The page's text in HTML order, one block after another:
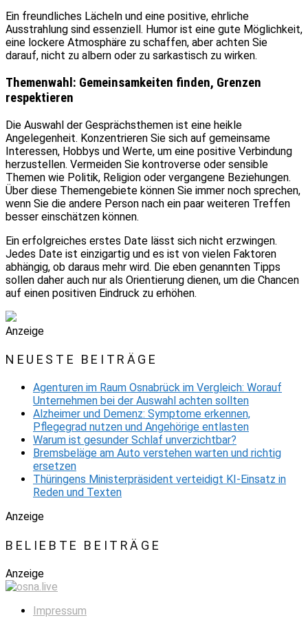
Ein freundliches Lächeln und eine positive, ehrliche
Ausstrahlung sind essenziell. Humor ist eine gute Möglichkeit,
eine lockere Atmosphäre zu schaffen, aber achten Sie
darauf, nicht zu albern oder zu sarkastisch zu wirken.
Themenwahl: Gemeinsamkeiten finden, Grenzen
respektieren
Die Auswahl der Gesprächsthemen ist eine heikle
Angelegenheit. Konzentrieren Sie sich auf gemeinsame
Interessen, Hobbys und Werte, um eine positive Verbindung
herzustellen. Vermeiden Sie kontroverse oder sensible
Themen wie Politik, Religion oder vergangene Beziehungen.
Über diese Themengebiete können Sie immer noch sprechen,
wenn Sie die andere Person nach ein paar weiteren Treffen
besser einschätzen können.
Ein erfolgreiches erstes Date lässt sich nicht erzwingen.
Jedes Date ist einzigartig und es ist von vielen Faktoren
abhängig, ob daraus mehr wird. Die eben genannten Tipps
sollen daher auch nur als Orientierung dienen, um die Chancen
auf einen positiven Eindruck zu erhöhen.
Anzeige
NEUESTE BEITRÄGE
Agenturen im Raum Osnabrück im Vergleich: Worauf
Unternehmen bei der Auswahl achten sollten
Alzheimer und Demenz: Symptome erkennen,
Pflegegrad nutzen und Angehörige entlasten
Warum ist gesunder Schlaf unverzichtbar?
Bremsbeläge am Auto verstehen warten und richtig
ersetzen
Thüringens Ministerpräsident verteidigt KI-Einsatz in
Reden und Texten
Anzeige
BELIEBTE BEITRÄGE
Anzeige
Impressum